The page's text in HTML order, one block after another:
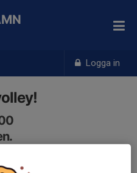
Logga in